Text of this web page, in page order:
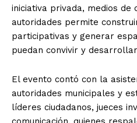
iniciativa privada, medios de
autoridades permite
participativas y generar
puedan convivir y
El evento contó con la
autoridades municipales y
líderes ciudadanos, jueces